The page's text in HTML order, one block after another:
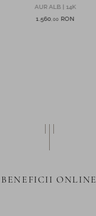
AUR ALB | 14K
1.560 00 RON
BENEFICII ONLINE